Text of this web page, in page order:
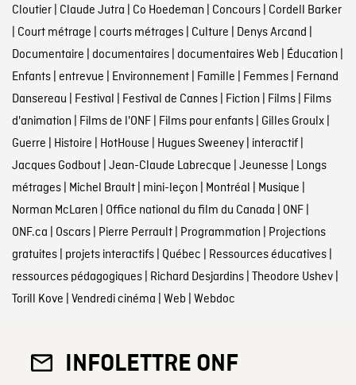
Cloutier| Claude Jutra Co Hoedeman Concours| Cordell Barker
Court métrage courts métrages| Culture Denys Arcand
Documentaire documentaires| documentaires Web Éducation
Enfants| entrevue Environnement| Famille Femmes| Fernand
Dansereau Festival Festival de Cannes| Fiction Films| Films
d'animation Films de l'ONF| Films pour enfants| Gilles Groulx|
Guerre Histoire HotHouse Hugues Sweeney| interactif|
Jacques Godbout| Jean-Claude Labrecque Jeunesse Longs
métrages| Michel Brault| mini-leçon Montréal Musique
Norman McLaren Office national du film du Canada ONF|
ONF.ca Oscars| Pierre Perrault| Programmation Projections
gratuites| projets interactifs| Québec Ressources éducatives|
ressources pédagogiques| Richard Desjardins| Theodore Ushev|
Torill Kove Vendredi cinéma Web Webdoc
INFOLETTRE ONF